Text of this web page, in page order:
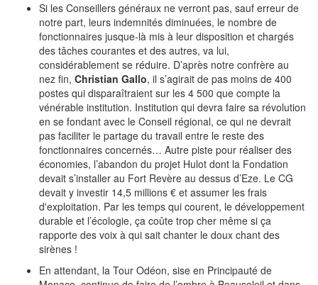
Si les Conseillers généraux ne verront pas, sauf erreur de
notre part, leurs indemnités diminuées, le nombre de
fonctionnaires jusque-là mis à leur disposition et chargés
des tâches courantes et des autres, va lui,
considérablement se réduire. D’après notre confrère au
nez fin, Christian Gallo, il s’agirait de pas moins de 400
postes qui disparaîtraient sur les 4 500 que compte la
vénérable institution. Institution qui devra faire sa révolution
en se fondant avec le Conseil régional, ce qui ne devrait
pas faciliter le partage du travail entre le reste des
fonctionnaires concernés… Autre piste pour réaliser des
économies, l’abandon du projet Hulot dont la Fondation
devait s’installer au Fort Revère au dessus d’Eze. Le CG
devait y investir 14,5 millions € et assumer les frais
d'exploitation. Par les temps qui courent, le développement
durable et l’écologie, ça coûte trop cher même si ça
rapporte des voix à qui sait chanter le doux chant des
sirènes !
En attendant, la Tour Odéon, sise en Principauté de